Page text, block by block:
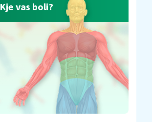
Kje vas boli?